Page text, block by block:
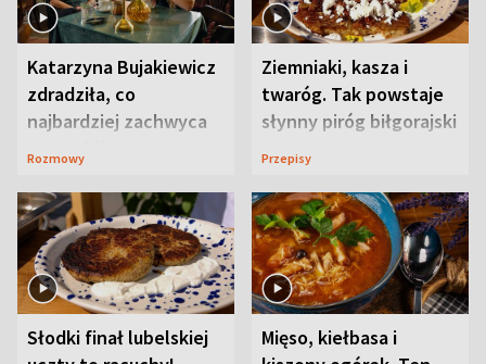
Katarzyna Bujakiewicz
zdradziła, co
najbardziej zachwyca
ją w Lublinie
Rozmowy
Ziemniaki, kasza i
twaróg. Tak powstaje
słynny piróg biłgorajski
Przepisy
Słodki finał lubelskiej
Mięso, kiełbasa i